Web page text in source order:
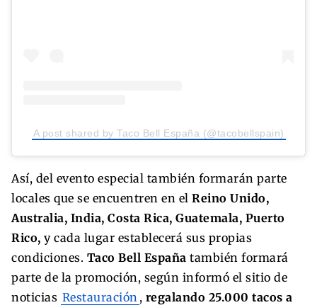
A post shared by Taco Bell España (@tacobellspain)
Así, del evento especial también formarán parte
locales que se encuentren en el Reino Unido,
Australia, India, Costa Rica, Guatemala, Puerto
Rico, y cada lugar establecerá sus propias
condiciones. Taco Bell España también formará
parte de la promoción, según informó el sitio de
noticias Restauración , regalando 25.000 tacos a